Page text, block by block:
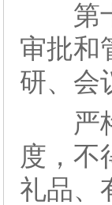
第十
审批和
研、会
严格
度，不
礼品、